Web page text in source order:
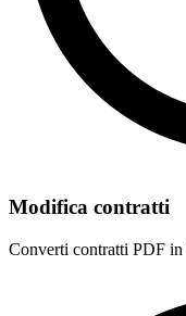
Modifica contratti
Converti contratti PDF